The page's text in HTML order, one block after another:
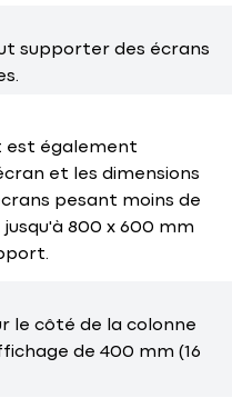
supporter des écrans
est également
et les dimensions
pesant moins de
800 x 600 mm
le côté de la colonne
de 400 mm (16